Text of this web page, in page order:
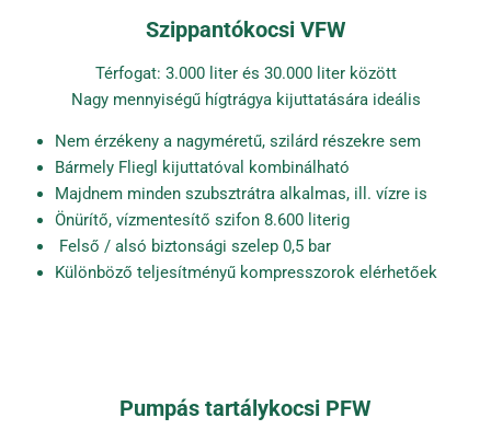
Szippantókocsi VFW
Térfogat: 3.000 liter és 30.000 liter között
Nagy mennyiségű hígtrágya kijuttatására ideális
Nem érzékeny a nagyméretű, szilárd részekre sem
Bármely Fliegl kijuttatóval kombinálható
Majdnem minden szubsztrátra alkalmas, ill. vízre is
Önürítő, vízmentesítő szifon 8.600 literig
Felső / alsó biztonsági szelep 0,5 bar
Különböző teljesítményű kompresszorok elérhetőek
Pumpás tartálykocsi PFW